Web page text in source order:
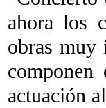
ahora los
obras muy
actuación